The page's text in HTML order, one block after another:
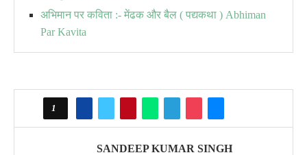
अभिमान पर कविता :- मेंढक और बैल ( पद्यकथा ) Abhiman
Par Kavita
1
SANDEEP KUMAR SINGH